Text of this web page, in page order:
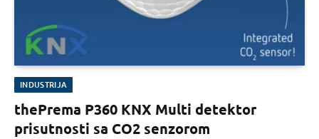
INDUSTRIJA
thePrema P360 KNX Multi detektor
prisutnosti sa CO2 senzorom